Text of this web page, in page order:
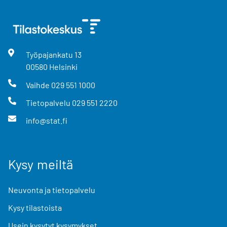
Työpajankatu 13
00580 Helsinki
Vaihde 029 551 1000
Tietopalvelu 029 551 2220
info@stat.fi
Kysy meiltä
Neuvonta ja tietopalvelu
Kysy tilastoista